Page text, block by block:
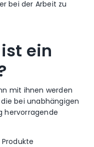
bei der Arbeit zu
ein
mit ihnen werden
bei unabhängigen
hervorragende